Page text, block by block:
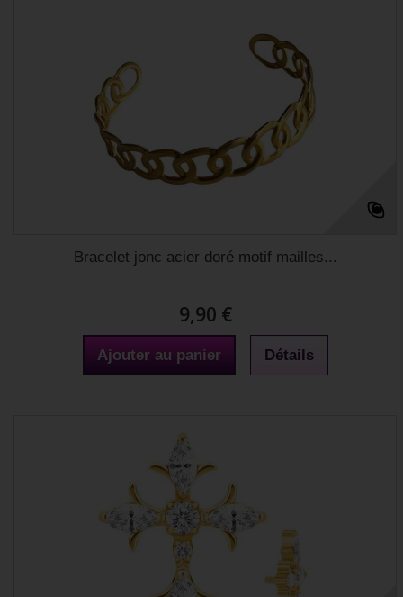
Bracelet jonc acier doré motif mailles...
9,90 €
Ajouter au panier Détails